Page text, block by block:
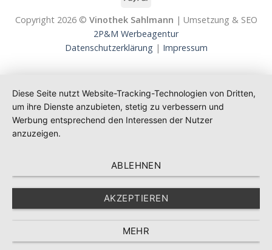
Copyright 2026 © Vinothek Sahlmann | Umsetzung & SEO
2P&M Werbeagentur
Datenschutzerklärung | Impressum
Diese Seite nutzt Website-Tracking-Technologien von Dritten,
um ihre Dienste anzubieten, stetig zu verbessern und
Werbung entsprechend den Interessen der Nutzer
anzuzeigen.
ABLEHNEN
AKZEPTIEREN
MEHR